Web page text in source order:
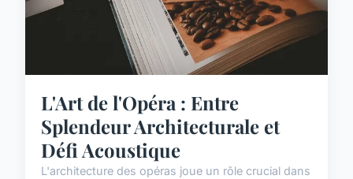
L'Art de l'Opéra : Entre
Splendeur Architecturale et
Défi Acoustique
L'architecture des opéras joue un rôle crucial dans